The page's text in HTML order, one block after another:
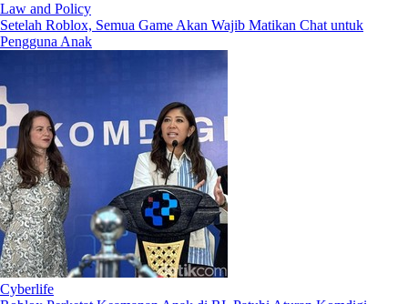
Law and Policy
Setelah Roblox, Semua Game Akan Wajib Matikan Chat untuk
Pengguna Anak
Cyberlife